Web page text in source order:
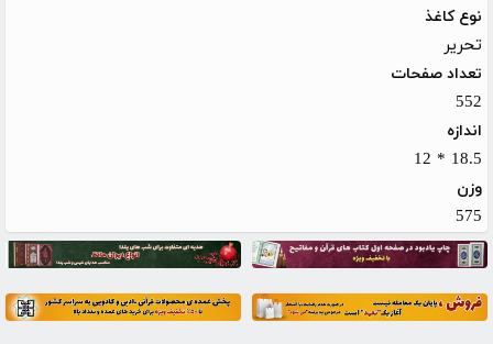
نوع کاغذ
تحریر
تعداد صفحات
552
اندازه
18.5 * 12
وزن
575